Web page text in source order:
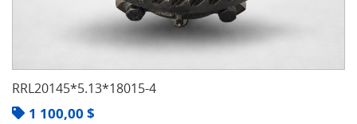
RRL20145*5.13*18015-4
1 100,00 $